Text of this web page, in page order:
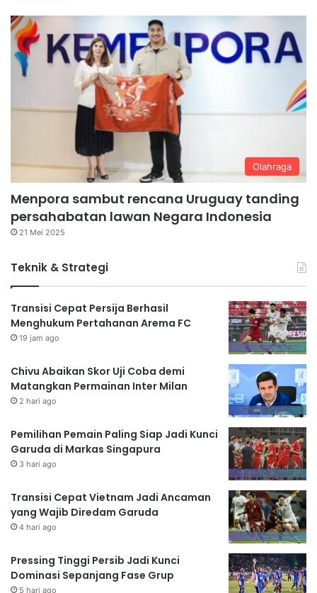
Olahraga
Menpora sambut rencana Uruguay tanding
persahabatan lawan Negara Indonesia
21 Mei 2025
Teknik & Strategi
Transisi Cepat Persija Berhasil
Menghukum Pertahanan Arema FC
19 jam ago
Chivu Abaikan Skor Uji Coba demi
Matangkan Permainan Inter Milan
2 hari ago
Pemilihan Pemain Paling Siap Jadi Kunci
Garuda di Markas Singapura
3 hari ago
Transisi Cepat Vietnam Jadi Ancaman
yang Wajib Diredam Garuda
4 hari ago
Pressing Tinggi Persib Jadi Kunci
Dominasi Sepanjang Fase Grup
5 hari ago